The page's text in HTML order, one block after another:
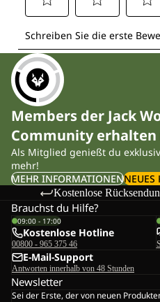
Members der Jack
Community
Als Mitglied genießt du
mehr!
MEHR INFORMATIONENNEUES
Kostenlose
Brauchst du Hilfe?
09:00 - 17:00
Kostenlose Hotline
00800 - 965 375 46
E-Mail-Support
Antworten innerhalb von 48 Stunden
Newsletter
Sei der Erste, der von neuen